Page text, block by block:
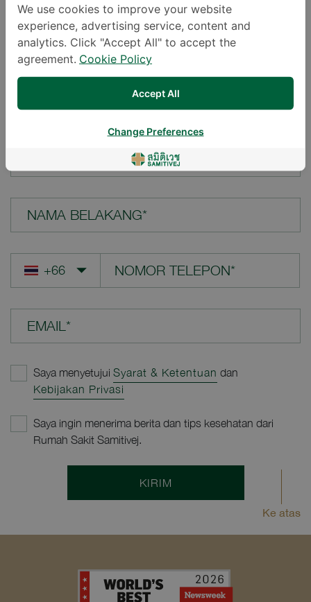
LOKASI*
PERTANYAAN ANDA*
NAMA BELAKANG*
EMAIL*
Saya menyetujui Syarat & Ketentuan dan
Kebijakan Privasi
Saya ingin menerima berita dan tips kesehatan dari
Rumah Sakit Samitivej.
KIRIM
Ke atas
We use cookies to improve your website
experience, advertising service, content and
analytics. Click "Accept All" to accept the
agreement. Cookie Policy
Accept All
Change Preferences